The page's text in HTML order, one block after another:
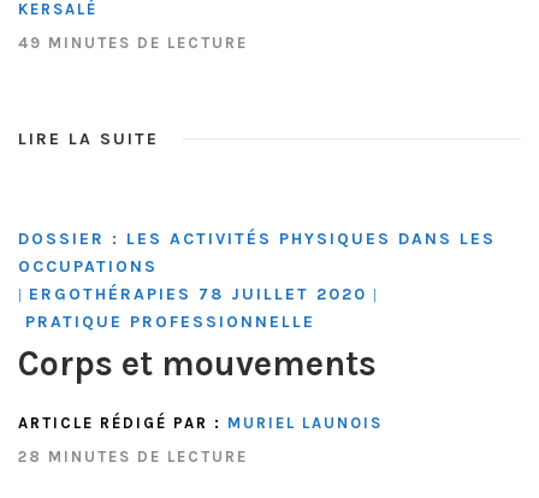
KERSALÉ
49 MINUTES DE LECTURE
LIRE LA SUITE
DOSSIER : LES ACTIVITÉS PHYSIQUES DANS LES
OCCUPATIONS
| ERGOTHÉRAPIES 78 JUILLET 2020 |
PRATIQUE PROFESSIONNELLE
Corps et mouvements
ARTICLE RÉDIGÉ PAR : MURIEL LAUNOIS
28 MINUTES DE LECTURE